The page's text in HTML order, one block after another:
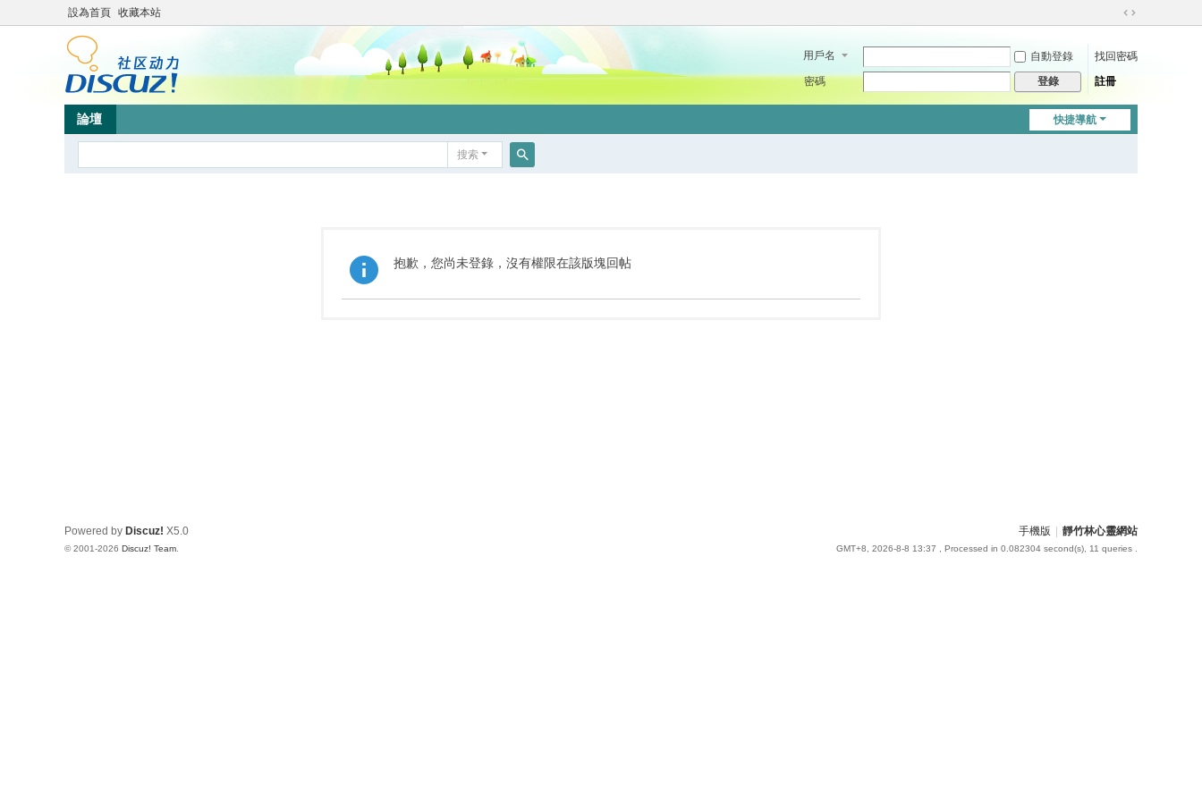
設為首頁 收藏本站
切
到
用戶名 自動登錄
找回密碼
密碼
登錄 註冊
快捷導航
論壇
搜索
抱歉，您尚未登錄，沒有權限在該版塊回帖
手機版 靜竹林心靈網站
GMT+8, 2026-8-8 13:37 , Processed in 0.082304 second(s), 11 queries .
Powered by Discuz! X5.0
© 2001-2026 Discuz! Team